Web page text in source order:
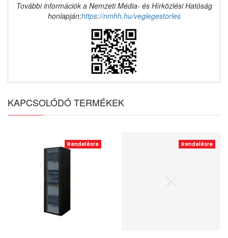
További információk a Nemzeti Média- és Hírközlési Hatóság
honlapján:https://nmhh.hu/veglegestorles
KAPCSOLÓDÓ TERMÉKEK
Rendelésre Rendelésre